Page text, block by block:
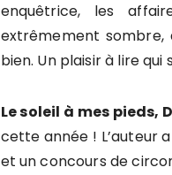
enquêtrice, les
extrêmement sombre,
bien. Un plaisir à lire
Le soleil à mes pieds,
cette année ! L’auteur
et un concours de